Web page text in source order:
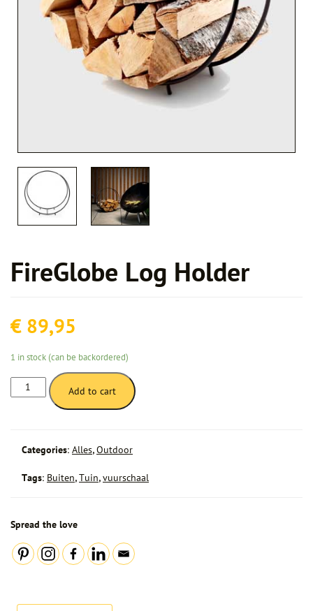
FireGlobe Log Holder
€ 89,95
1 in stock (can be backordered)
FireGlobe
Log
Add to cart
Categories: Alles,Outdoor
Tags: Buiten,Tuin,vuurschaal
Spread the love